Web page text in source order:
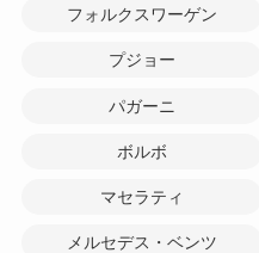
フォルクスワーゲン
プジョー
パガーニ
ボルボ
マセラティ
メルセデス・ベンツ